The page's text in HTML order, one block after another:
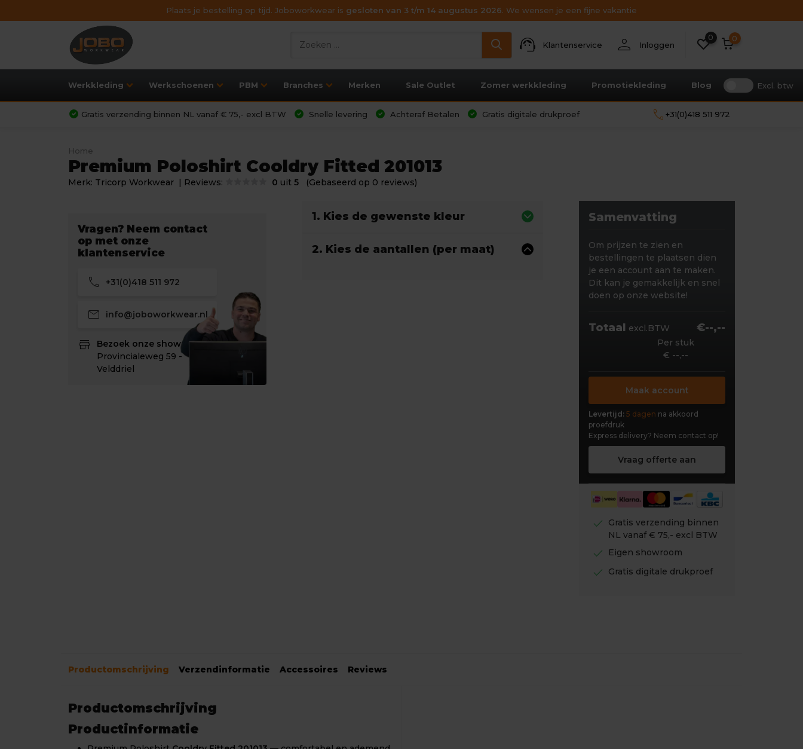
Plaats je bestelling op tijd. Joboworkwear is gesloten van 3 t/m 14 augustus 2026. We wensen je een fijne vakantie
support_agent Klantenservice person Inloggen
0 0
Werkkleding Werkschoenen PBM Branches Merken Sale Outlet Zomer werkkleding Promotiekleding Blog Excl. btw
Gratis verzending binnen NL vanaf € 75,- excl BTW Snelle levering Achteraf Betalen Gratis digitale drukproef call +31(0)418 511 972
Home
Premium Poloshirt Cooldry Fitted 201013
Merk: Tricorp Workwear | Reviews: 0 uit 5 (Gebaseerd op 0 reviews)
Vragen? Neem contact
op met onze
klantenservice
call +31(0)418 511 972
mail info@joboworkwear.nl
store
Bezoek onze showroom:
Provincialeweg 59 -
Velddriel
1. Kies de gewenste kleur
2. Kies de aantallen (per maat)
Samenvatting
Om prijzen te zien en
bestellingen te plaatsen dien
je een account aan te maken.
Dit kan je gemakkelijk en snel
doen op onze website!
Totaal excl.BTW €--,--
Per stuk
€ --,--
Maak account
Levertijd: 5 dagen na akkoord
proefdruk
Express delivery? Neem contact op!
Vraag offerte aan
check
Gratis verzending binnen
NL vanaf € 75,- excl BTW
check Eigen showroom
check Gratis digitale drukproef
Productomschrijving Verzendinformatie Accessoires Reviews
Productomschrijving
Productinformatie